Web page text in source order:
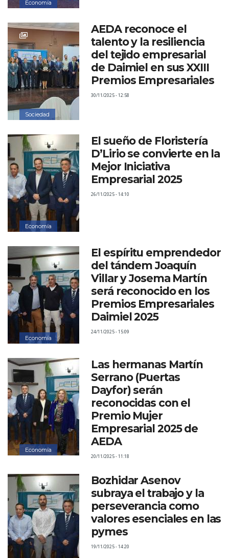
Economía
Sociedad
AEDA reconoce el
talento y la resiliencia
del tejido empresarial
de Daimiel en sus XXIII
Premios Empresariales
30/11/2025 - 12:58
Economía
El sueño de Floristería
D’Lirio se convierte en la
Mejor Iniciativa
Empresarial 2025
26/11/2025 - 14:10
Economía
El espíritu emprendedor
del tándem Joaquín
Villar y Josema Martín
será reconocido en los
Premios Empresariales
Daimiel 2025
24/11/2025 - 15:09
Economía
Las hermanas Martín
Serrano (Puertas
Dayfor) serán
reconocidas con el
Premio Mujer
Empresarial 2025 de
AEDA
20/11/2025 - 11:18
Bozhidar Asenov
subraya el trabajo y la
perseverancia como
valores esenciales en las
pymes
19/11/2025 - 14:20